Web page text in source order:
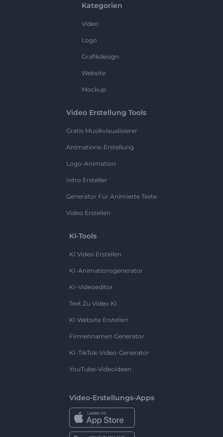
Kategorien
Video
Logo
Grafikdesign
Website
Mockup
Video Erstellung Tools
Gratis Musikvisualisierer
Animations-Erstellung
Logo-Animation
Intro Ersteller
Generator Für Animierte Texte
Video Erstellen
KI-Tools
KI Video Erstellen
KI-Animationsgenerator
KI-Videoeditor
Text Zu Video KI
KI Website Erstellen
Firmennamen Generator
KI-TikTok-Video-Generator
YouTube-Videoideen
Video-Erstellungs-Apps